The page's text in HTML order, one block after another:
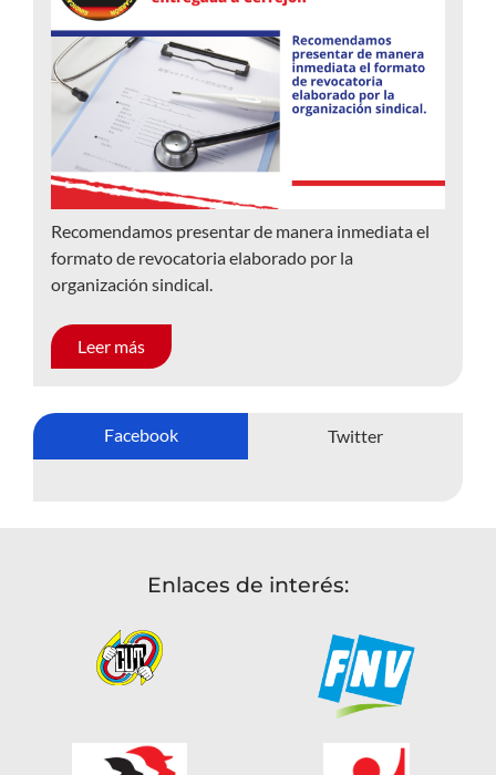
Recomendamos presentar de manera inmediata el
formato de revocatoria elaborado por la
organización sindical.
Leer más
Facebook Twitter
Enlaces de interés: